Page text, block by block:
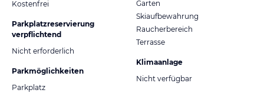
Kostenfrei
Parkplatzreservierung
verpflichtend
Nicht erforderlich
Parkmöglichkeiten
Parkplatz
Garten
Skiaufbewahrung
Raucherbereich
Terrasse
Klimaanlage
Nicht verfügbar